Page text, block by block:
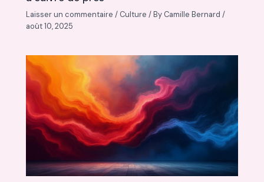
Laisser un commentaire / Culture / By Camille Bernard/
août 10, 2025